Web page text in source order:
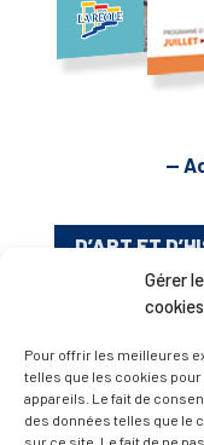
Gérer
cookies
Pour offrir les meilleures
telles que les cookies
appareils. Le fait de
des données telles que le
sur ce site. Le fait de ne
—
D’ART ET